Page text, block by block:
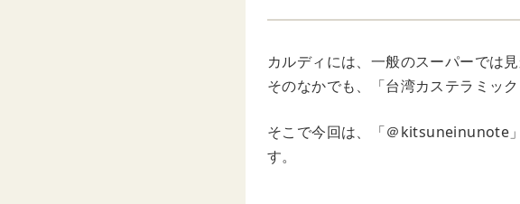
カルディには、一般のスーパーでは
そのなかでも、「台湾カステラミック
そこで今回は、「＠kitsuneinunote
す。